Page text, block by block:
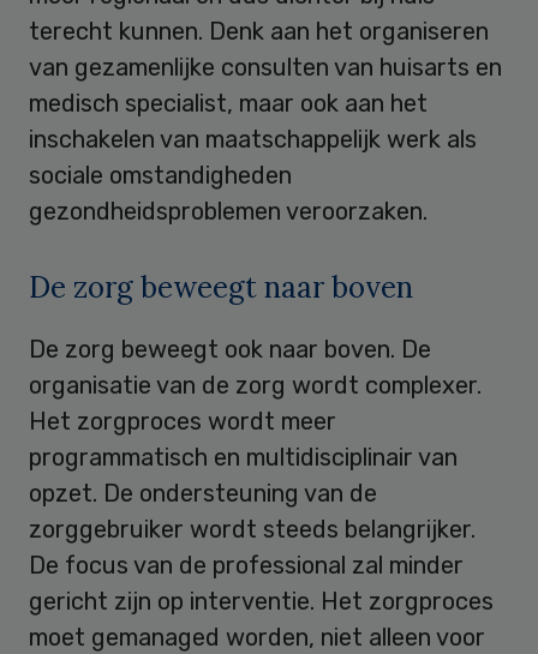
terecht kunnen. Denk aan het organiseren
van gezamenlijke consulten van huisarts en
medisch specialist, maar ook aan het
inschakelen van maatschappelijk werk als
sociale omstandigheden
gezondheidsproblemen veroorzaken.
De zorg beweegt naar boven
De zorg beweegt ook naar boven. De
organisatie van de zorg wordt complexer.
Het zorgproces wordt meer
programmatisch en multidisciplinair van
opzet. De ondersteuning van de
zorggebruiker wordt steeds belangrijker.
De focus van de professional zal minder
gericht zijn op interventie. Het zorgproces
moet gemanaged worden, niet alleen voor